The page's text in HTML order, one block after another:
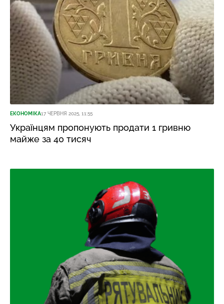
ЕКОНОМІКА17 ЧЕРВНЯ 2025, 11:55
Українцям пропонують продати 1 гривню
майже за 40 тисяч